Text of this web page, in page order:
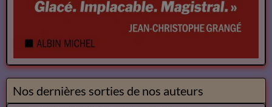
Nos dernières sorties de nos auteurs